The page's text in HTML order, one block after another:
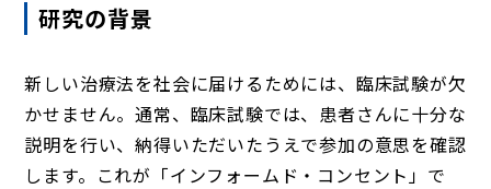
研究の背景
新しい治療法を社会に届けるためには、臨床試験が欠
かせません。通常、臨床試験では、患者さんに十分な
説明を行い、納得いただいたうえで参加の意思を確認
します。これが「インフォームド・コンセント」で